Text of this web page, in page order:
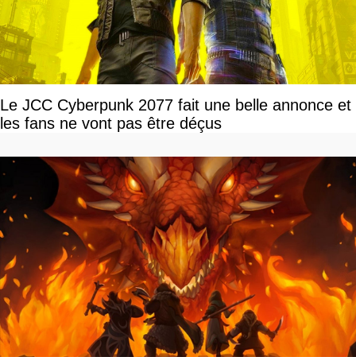
Le JCC Cyberpunk 2077 fait une belle annonce et
les fans ne vont pas être déçus